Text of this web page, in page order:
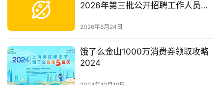
2026年第三批公开招聘工作人员公
2026年6月24日
饿了么金山1000万消费券领取攻略
2024